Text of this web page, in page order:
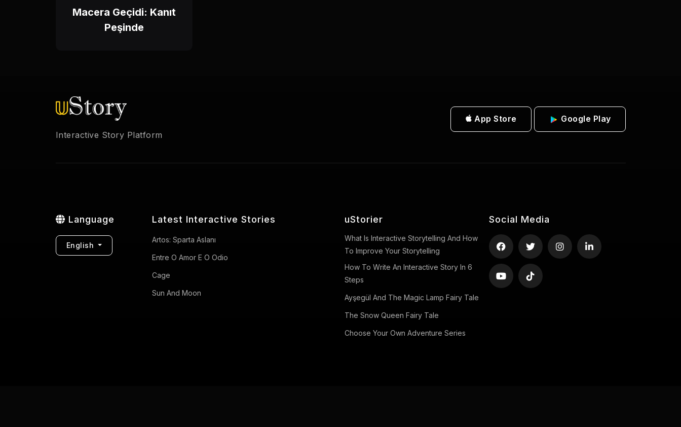
Macera Geçidi: Kanıt
Peşinde
Interactive Story Platform
App Store Google Play
Language
English
Latest Interactive Stories
Artos: Sparta Aslanı
Entre O Amor E O Odio
Cage
Sun And Moon
uStorier
What Is Interactive Storytelling And How
To Improve Your Storytelling
How To Write An Interactive Story In 6
Steps
Ayşegül And The Magic Lamp Fairy Tale
The Snow Queen Fairy Tale
Choose Your Own Adventure Series
Social Media